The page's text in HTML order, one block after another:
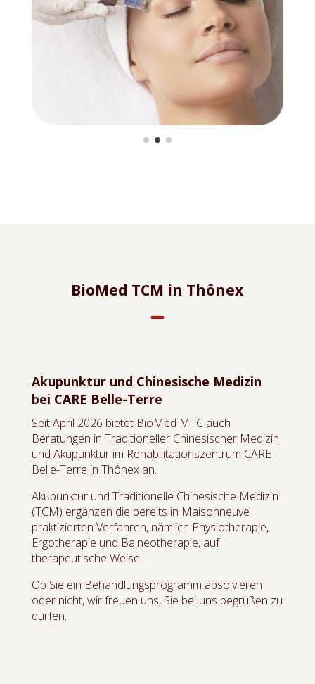
BioMed TCM in Thônex
Akupunktur und Chinesische Medizin
bei CARE Belle-Terre
Seit April 2026 bietet BioMed MTC auch
Beratungen in Traditioneller Chinesischer Medizin
und Akupunktur im Rehabilitationszentrum CARE
Belle-Terre in Thônex an.
Akupunktur und Traditionelle Chinesische Medizin
(TCM) ergänzen die bereits in Maisonneuve
praktizierten Verfahren, nämlich Physiotherapie,
Ergotherapie und Balneotherapie, auf
therapeutische Weise.
Ob Sie ein Behandlungsprogramm absolvieren
oder nicht, wir freuen uns, Sie bei uns begrüßen zu
dürfen.